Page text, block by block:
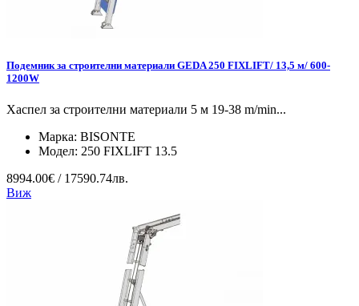
Подемник за строителни материали GEDA 250 FIXLIFT/ 13,5 м/ 600-
1200W
Хаспел за строителни материали 5 м 19-38 m/min...
Марка: BISONTE
Модел: 250 FIXLIFT 13.5
8994.00€ / 17590.74лв.
Виж